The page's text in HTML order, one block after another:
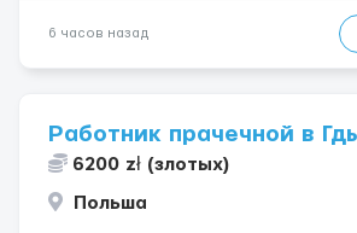
6 часов назад
Работник прачечной в
6200 zł (злотых)
Польша